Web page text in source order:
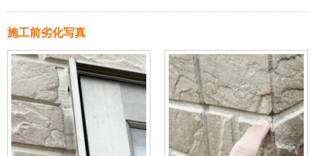
施工前劣化写真